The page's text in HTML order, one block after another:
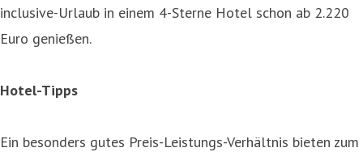
inclusive-Urlaub in einem 4-Sterne Hotel schon ab 2.220
Euro genießen.
Hotel-Tipps
Ein besonders gutes Preis-Leistungs-Verhältnis bieten zum